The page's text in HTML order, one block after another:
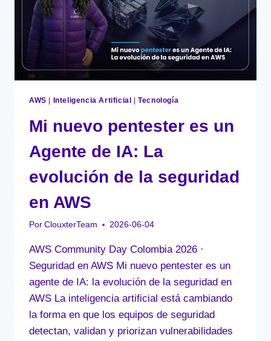
AWS Inteligencia Artificial |Tecnología
Mi nuevo pentester es un
Agente de IA: La
evolución de la seguridad
en AWS
Por ClouxterTeam 2026-06-04
AWS Community Day Colombia 2026 ·
Seguridad en AWS Mi nuevo pentester es un
agente de IA: la evolución de la seguridad en
AWS La inteligencia artificial está cambiando
la forma en que los equipos de seguridad
detectan, validan y priorizan vulnerabilidades